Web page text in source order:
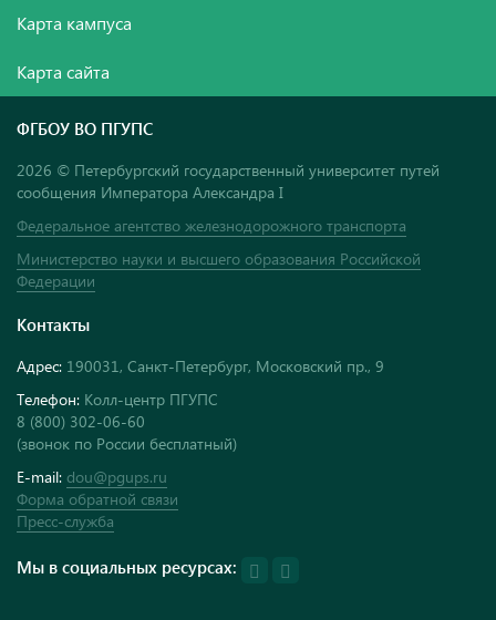
Карта кампуса
Карта сайта
ФГБОУ ВО ПГУПС
2026 © Петербургский государственный университет путей
сообщения Императора Александра I
Федеральное агентство железнодорожного транспорта
Министерство науки и высшего образования Российской
Федерации
Контакты
Адрес: 190031, Санкт-Петербург, Московский пр., 9
Телефон: Колл-центр ПГУПС
8 (800) 302-06-60
(звонок по России бесплатный)
E-mail: dou@pgups.ru
Форма обратной связи
Пресс-служба
Мы в социальных ресурсах: